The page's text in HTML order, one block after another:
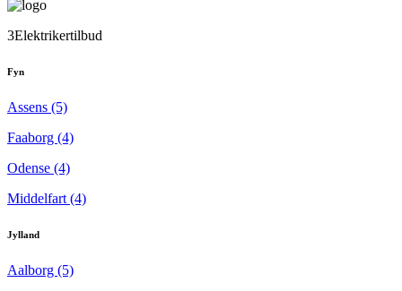
3Elektrikertilbud
Fyn
Assens (5)
Faaborg (4)
Odense (4)
Middelfart (4)
Jylland
Aalborg (5)